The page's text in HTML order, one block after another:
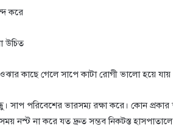
করে
উচিত
কাছে গেলে সাপে কাটা রোগী ভালো হয়ে যায়
সাপ পরিবেশের ভারসম্য রক্ষা করে। কোন
নস্ট না করে যত দ্রুত সম্ভব নিকটস্ত হাসপাতালে